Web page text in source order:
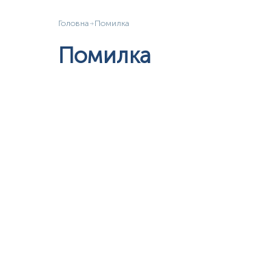
Головна Помилка
Помилка